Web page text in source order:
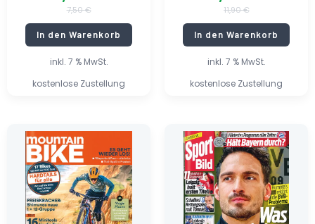
inkl. 7 % MwSt.
kostenlose Zustellung
7,50€
In den Warenkorb
inkl. 7 % MwSt.
kostenlose Zustellung
11,90€
In den Warenkorb
Ursprünglicher
Preis
war:
7,99 €
Aktueller
Preis
ist:
1,35 €.
Ursprünglicher
Preis
war:
3,50 €
Aktueller
Preis
ist:
2,40 €.